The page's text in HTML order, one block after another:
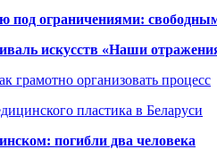
под ограничениями:
искусств «Наши
грамотно организовать процесс
пластика в Беларуси
погибли два человека